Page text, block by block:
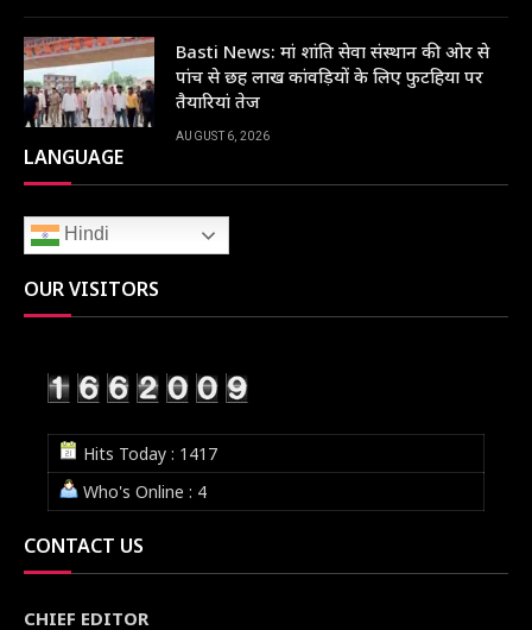
Basti News: मां शांति सेवा संस्थान की ओर से
पांच से छह लाख कांवड़ियों के लिए फुटहिया पर
तैयारियां तेज
AUGUST 6, 2026
LANGUAGE
Hindi
OUR VISITORS
Hits Today : 1417
Who's Online : 4
CONTACT US
CHIEF EDITOR